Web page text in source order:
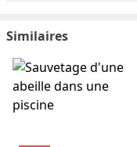
Similaires